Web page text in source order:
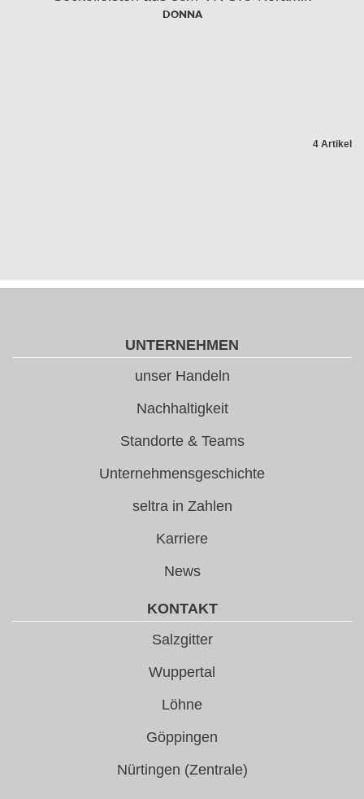
DONNA
4 Artikel
UNTERNEHMEN
unser Handeln
Nachhaltigkeit
Standorte & Teams
Unternehmensgeschichte
seltra in Zahlen
Karriere
News
KONTAKT
Salzgitter
Wuppertal
Löhne
Göppingen
Nürtingen (Zentrale)